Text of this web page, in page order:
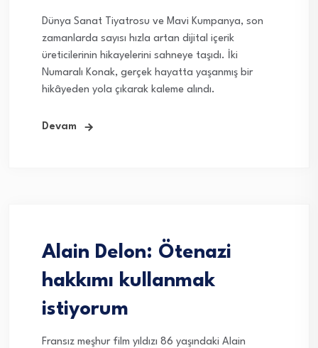
Dünya Sanat Tiyatrosu ve Mavi Kumpanya, son
zamanlarda sayısı hızla artan dijital içerik
üreticilerinin hikayelerini sahneye taşıdı. İki
Numaralı Konak, gerçek hayatta yaşanmış bir
hikâyeden yola çıkarak kaleme alındı.
Devam
Alain Delon: Ötenazi
hakkımı kullanmak
istiyorum
Fransız meşhur film yıldızı 86 yaşındaki Alain